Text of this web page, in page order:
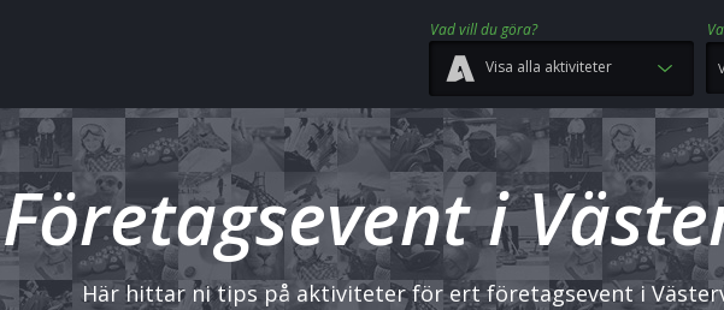
Vad vill du göra?
Visa alla aktiviteter
Företagsevent i
Här hittar ni tips på aktiviteter för ert företagsevent i